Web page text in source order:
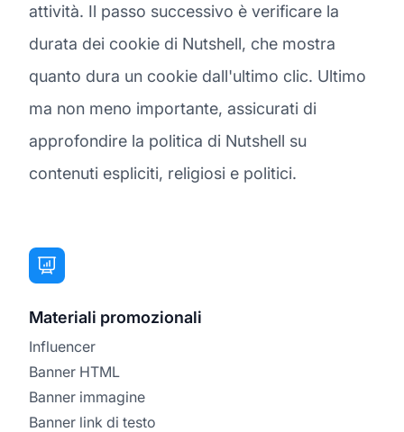
attività. Il passo successivo è verificare la
durata dei cookie di Nutshell, che mostra
quanto dura un cookie dall'ultimo clic. Ultimo
ma non meno importante, assicurati di
approfondire la politica di Nutshell su
contenuti espliciti, religiosi e politici.
Materiali promozionali
Influencer
Banner HTML
Banner immagine
Banner link di testo